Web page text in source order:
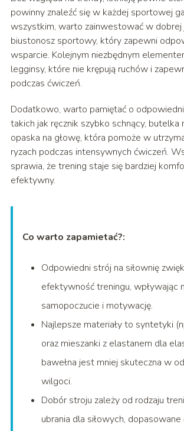
powinny znaleźć się w każdej sportowej
wszystkim, warto zainwestować w dobrej
biustonosz sportowy, który zapewni
wsparcie. Kolejnym niezbędnym
legginsy, które nie krępują ruchów i
podczas ćwiczeń.
Dodatkowo, warto pamiętać o
takich jak ręcznik szybko schnący, butelka
opaska na głowę, która pomoże w
ryzach podczas intensywnych ćwiczeń.
sprawia, że trening staje się bardziej
efektywny.
Co warto zapamietać?:
Odpowiedni strój na siłownię
efektywność treningu, wpływając
samopoczucie i motywację.
Najlepsze materiały to syntetyki
oraz mieszanki z elastanem dla
bawełna jest mniej skuteczna w
wilgoci.
Dobór stroju zależy od rodzaju
ubrania dla siłowych,